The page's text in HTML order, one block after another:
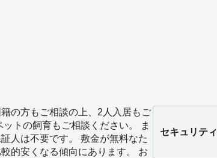
の方もご相談の上、2人入居もご
トの飼育もご相談ください。 ま
人は不要です。 敷金が無料なた
的安くなる傾向にあります。 お
セキュリティ